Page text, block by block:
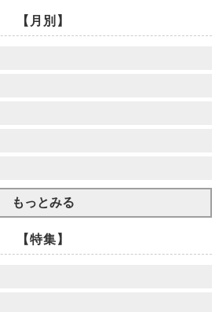
【月別】
もっとみる
【特集】